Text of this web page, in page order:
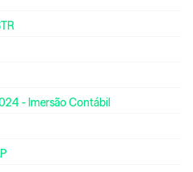
- Imersão Contábil